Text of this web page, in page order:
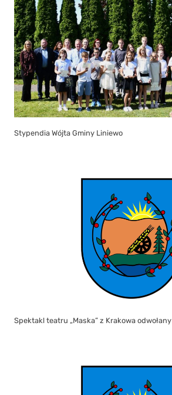
Stypendia Wójta Gminy Liniewo
Spektakl teatru „Maska” z Krakowa odwołany